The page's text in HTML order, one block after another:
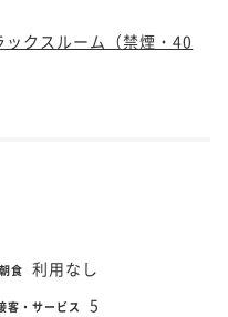
クスルーム（禁煙・40
朝食 利用なし
客・サービス 5